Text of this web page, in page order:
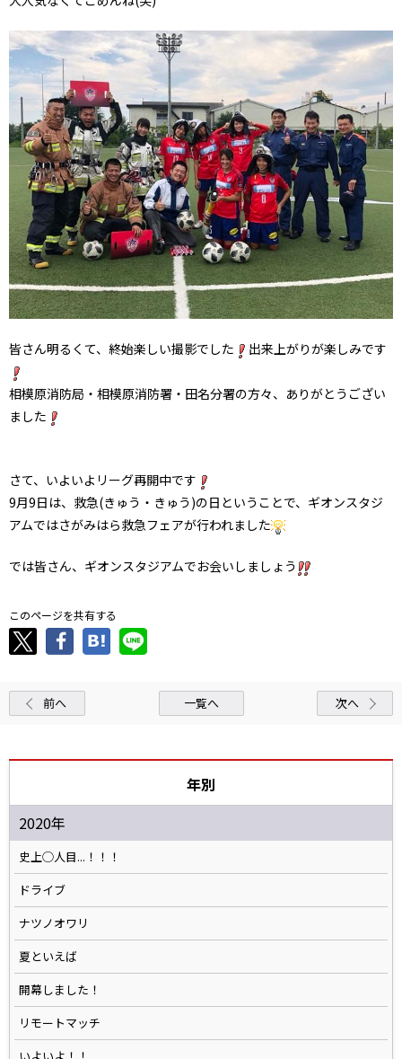
皆さん明るくて、終始楽しい撮影でした 出来上がりが楽しみです
相模原消防局・相模原消防署・田名分署の方々、ありがとうござい
ました
さて、いよいよリーグ再開中です
9月9日は、救急(きゅう・きゅう)の日ということで、ギオンスタジ
アムではさがみはら救急フェアが行われました
では皆さん、ギオンスタジアムでお会いしましょう
このページを共有する
前へ 一覧へ 次へ
年別
2020年
史上◯人目...！！！
ドライブ
ナツノオワリ
夏といえば
開幕しました！
リモートマッチ